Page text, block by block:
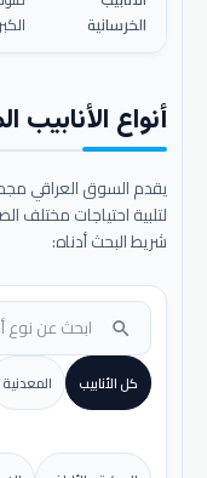
الخرسانية
أنواع الأنابيب
يقدم السوق العراقي
لتلبية احتياجات مختلف
شريط البحث أدناه:
search
كل الأنابيب المعدنية